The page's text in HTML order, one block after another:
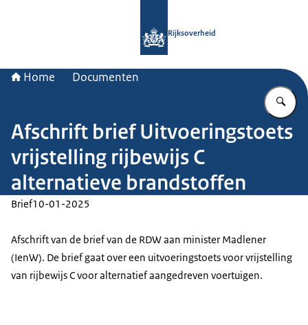
Rijksoverheid
Home Documenten
Afschrift brief Uitvoeringstoets
vrijstelling rijbewijs C
alternatieve brandstoffen
Brief10-01-2025
Afschrift van de brief van de RDW aan minister Madlener
(IenW). De brief gaat over een uitvoeringstoets voor vrijstelling
van rijbewijs C voor alternatief aangedreven voertuigen.